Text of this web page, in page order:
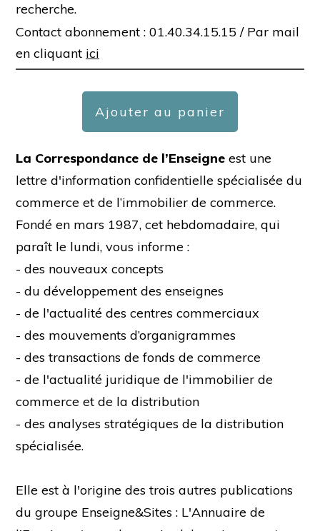
recherche.
Contact abonnement : 01.40.34.15.15 / Par mail
en cliquant ici
Ajouter au panier
La Correspondance de l’Enseigne est une
lettre d'information confidentielle spécialisée du
commerce et de l’immobilier de commerce.
Fondé en mars 1987, cet hebdomadaire, qui
paraît le lundi, vous informe :
- des nouveaux concepts
- du développement des enseignes
- de l'actualité des centres commerciaux
- des mouvements d’organigrammes
- des transactions de fonds de commerce
- de l'actualité juridique de l'immobilier de
commerce et de la distribution
- des analyses stratégiques de la distribution
spécialisée.
Elle est à l'origine des trois autres publications
du groupe Enseigne&Sites : L'Annuaire de